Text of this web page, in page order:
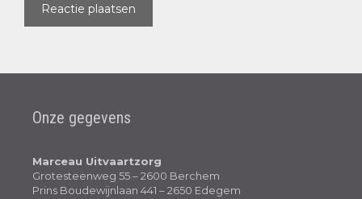
Onze gegevens
Marceau Uitvaartzorg
Grotesteenweg 55 – 2600 Berchem
Prins Boudewijnlaan 441 – 2650 Edegem